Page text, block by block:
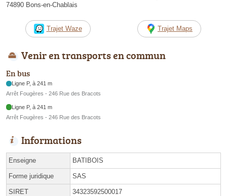
74890 Bons-en-Chablais
Trajet Waze Trajet Maps
Venir en transports en commun
En bus
Ligne P, à 241 m
Arrêt Fougères - 246 Rue des Bracots
Ligne P, à 241 m
Arrêt Fougères - 246 Rue des Bracots
Informations
Enseigne BATIBOIS
Forme juridique SAS
SIRET 34323592500017